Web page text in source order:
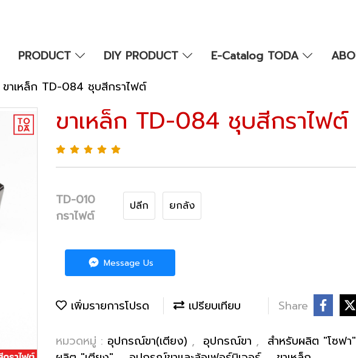
PRODUCT DIY PRODUCT E-Catalog TODA
ขาเหล็ก TD-084 ชุบสีกราไฟต์
ขาเหล็ก TD-084 ชุบสีกราไฟต์
TD-010
กราไฟต์
ปลีก ยกลัง
Message Us
เพิ่มรายการโปรด เปรียบเทียบ Share
หมวดหมู่ : อุปกรณ์ขา(เตียง) , อุปกรณ์ขา , สำหรับผลิต "โซฟา"